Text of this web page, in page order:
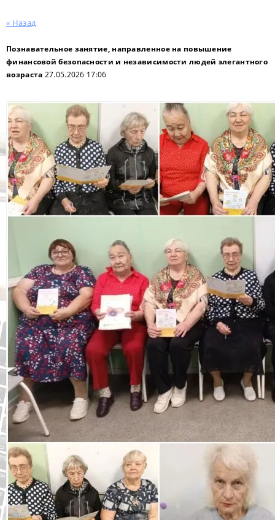
« Назад
Познавательное занятие, направленное на повышение
финансовой безопасности и независимости людей элегантного
возраста 27.05.2026 17:06